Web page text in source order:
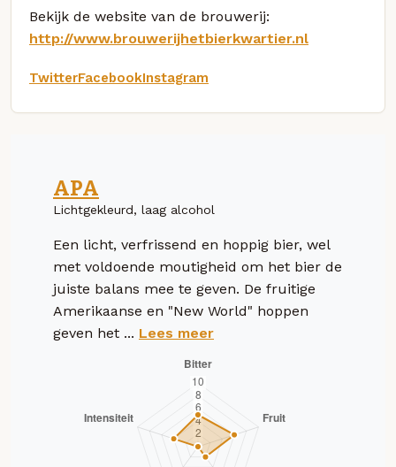
Bekijk de website van de brouwerij:
http://www.brouwerijhetbierkwartier.nl
TwitterFacebookInstagram
APA
Lichtgekleurd, laag alcohol
Een licht, verfrissend en hoppig bier, wel
met voldoende moutigheid om het bier de
juiste balans mee te geven. De fruitige
Amerikaanse en "New World" hoppen
geven het ... Lees meer